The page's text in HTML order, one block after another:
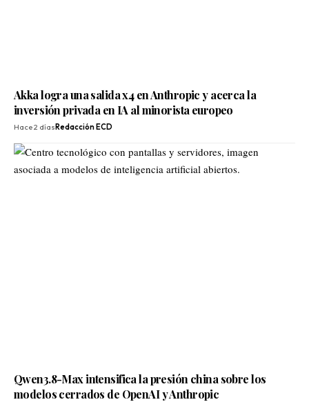
Akka logra una salida x4 en Anthropic y acerca la
inversión privada en IA al minorista europeo
Hace 2 días Redacción ECD
Qwen3.8-Max intensifica la presión china sobre los
modelos cerrados de OpenAI y Anthropic